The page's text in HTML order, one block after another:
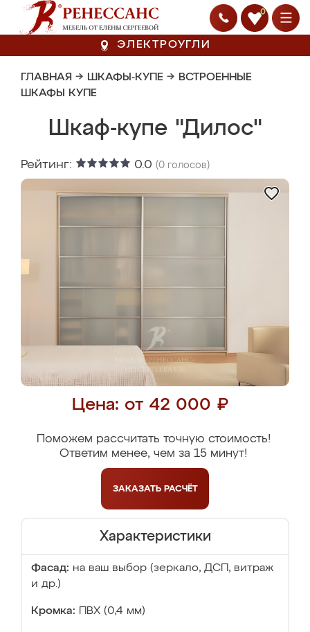
0
ЭЛЕКТРОУГЛИ
ГЛАВНАЯ → ШКАФЫ-КУПЕ → ВСТРОЕННЫЕ
ШКАФЫ КУПЕ
Шкаф-купе "Дилос"
Рейтинг: 0.0 (0 голосов)
Цена: от 42 000 ₽
Поможем рассчитать точную стоимость!
Ответим менее, чем за 15 минут!
ЗАКАЗАТЬ РАСЧЁТ
Характеристики
Фасад: на ваш выбор (зеркало, ДСП, витраж
и др.)
Кромка: ПВХ (0,4 мм)